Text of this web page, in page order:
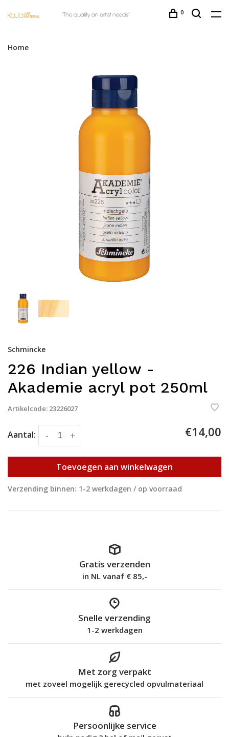
0
Home
Schmincke
226 Indian yellow -
Akademie acryl pot 250ml
Artikelcode: 23226027
Aantal: +
- €14,00
Toevoegen aan winkelwagen
Verzending binnen: 1-2 werkdagen / op voorraad
Gratis verzenden
in NL vanaf € 85,-
Snelle verzending
1-2 werkdagen
Met zorg verpakt
met zoveel mogelijk gerecycled opvulmateriaal
Persoonlijke service